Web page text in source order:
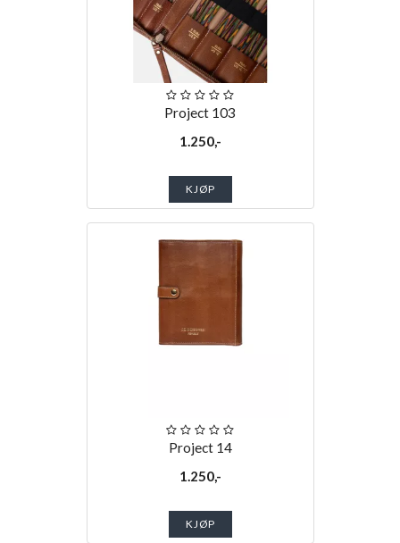
Project 103
1.250,-
KJØP
Project 14
1.250,-
KJØP